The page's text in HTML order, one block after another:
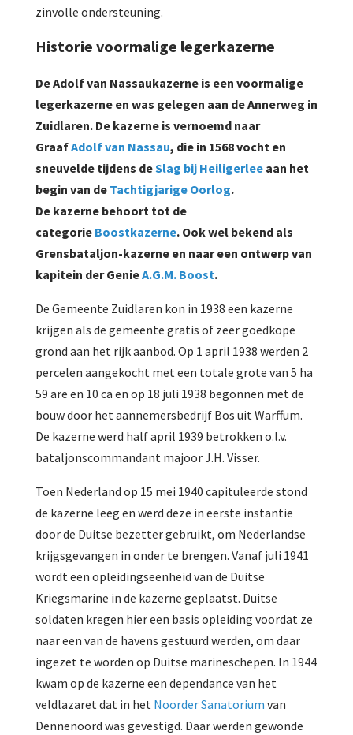
zinvolle ondersteuning.
Historie voormalige legerkazerne
De Adolf van Nassaukazerne is een voormalige
legerkazerne en was gelegen aan de Annerweg in
Zuidlaren. De kazerne is vernoemd naar
GraafAdolf van Nassau, die in 1568 vocht en
sneuvelde tijdens deSlag bij Heiligerleeaan het
begin van de Tachtigjarige Oorlog.
De kazerne behoort tot de
categorie Boostkazerne. Ook wel bekend als
Grensbataljon-kazerne en naar een ontwerp van
kapitein der GenieA.G.M. Boost.
De Gemeente Zuidlaren kon in 1938 een kazerne
krijgen als de gemeente gratis of zeer goedkope
grond aan het rijk aanbod. Op 1 april 1938 werden 2
percelen aangekocht met een totale grote van 5 ha
59 are en 10 ca en op 18 juli 1938 begonnen met de
bouw door het aannemersbedrijf Bos uit Warffum.
De kazerne werd half april 1939 betrokken o.l.v.
bataljonscommandant majoor J.H. Visser.
Toen Nederland op 15 mei 1940 capituleerde stond
de kazerne leeg en werd deze in eerste instantie
door de Duitse bezetter gebruikt, om Nederlandse
krijgsgevangen in onder te brengen. Vanaf juli 1941
wordt een opleidingseenheid van de Duitse
Kriegsmarine in de kazerne geplaatst. Duitse
soldaten kregen hier een basis opleiding voordat ze
naar een van de havens gestuurd werden, om daar
ingezet te worden op Duitse marineschepen. In 1944
kwam op de kazerne een dependance van het
veldlazaret dat in het Noorder Sanatorium van
Dennenoord was gevestigd. Daar werden gewonde